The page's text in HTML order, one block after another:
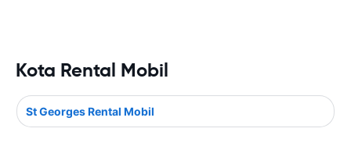
Kota Rental Mobil
St Georges Rental Mobil